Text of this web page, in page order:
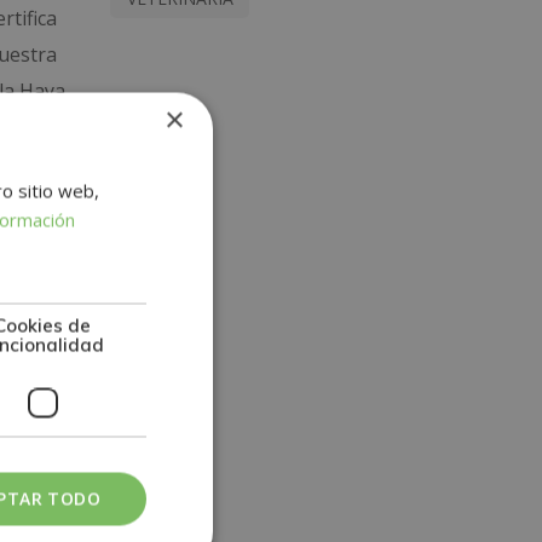
Haya,
×
sitio web,
de
TODO